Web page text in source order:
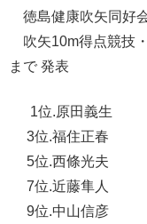
徳島健康吹矢同
吹矢10m得点競技
まで 発表
1位.原田義生
3位.福住正
5位.西條光夫
7位.近藤隼人
9位.中山信